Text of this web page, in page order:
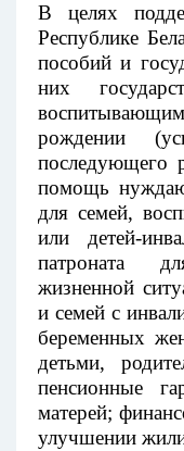
В целях
Республике
пособий и
них
воспитывающим
рождении
последующего
помощь
для семей,
или детей-
патроната
жизненной
и семей с
беременных
детьми,
пенсионные
матерей;
улучшении